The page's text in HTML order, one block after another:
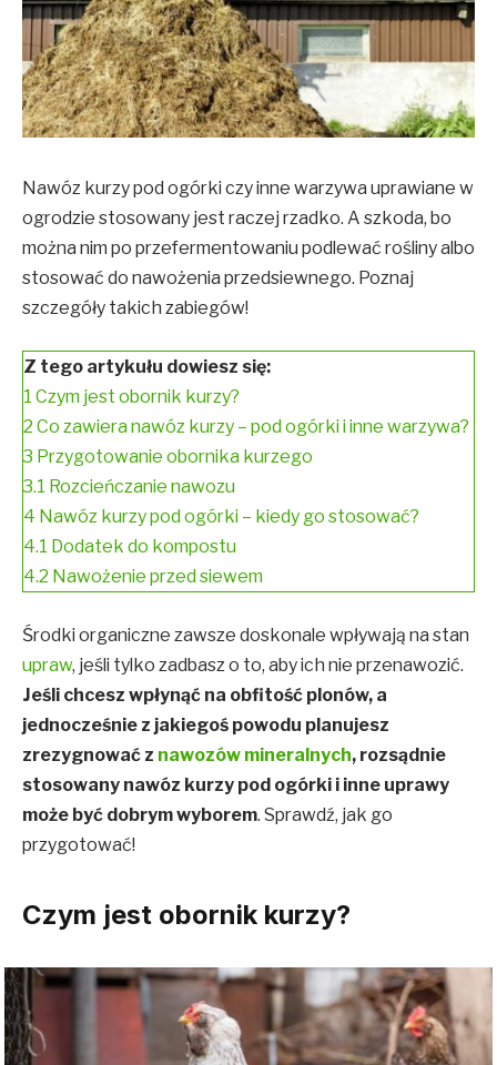
Nawóz kurzy pod ogórki czy inne warzywa uprawiane w
ogrodzie stosowany jest raczej rzadko. A szkoda, bo
można nim po przefermentowaniu podlewać rośliny albo
stosować do nawożenia przedsiewnego. Poznaj
szczegóły takich zabiegów!
Z tego artykułu dowiesz się:
1 Czym jest obornik kurzy?
2 Co zawiera nawóz kurzy – pod ogórki i inne warzywa?
3 Przygotowanie obornika kurzego
3.1 Rozcieńczanie nawozu
4 Nawóz kurzy pod ogórki – kiedy go stosować?
4.1 Dodatek do kompostu
4.2 Nawożenie przed siewem
Środki organiczne zawsze doskonale wpływają na stan
upraw, jeśli tylko zadbasz o to, aby ich nie przenawozić.
Jeśli chcesz wpłynąć na obfitość plonów, a
jednocześnie z jakiegoś powodu planujesz
zrezygnować z nawozów mineralnych, rozsądnie
stosowany nawóz kurzy pod ogórki i inne uprawy
może być dobrym wyborem. Sprawdź, jak go
przygotować!
Czym jest obornik kurzy?